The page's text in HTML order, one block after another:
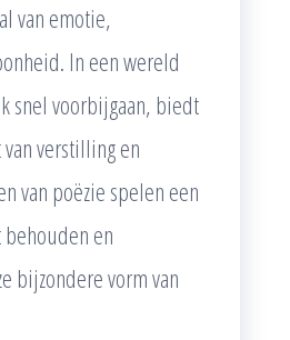
van emotie,
In een wereld
snel voorbijgaan, biedt
verstilling en
van poëzie spelen een
en
bijzondere vorm van